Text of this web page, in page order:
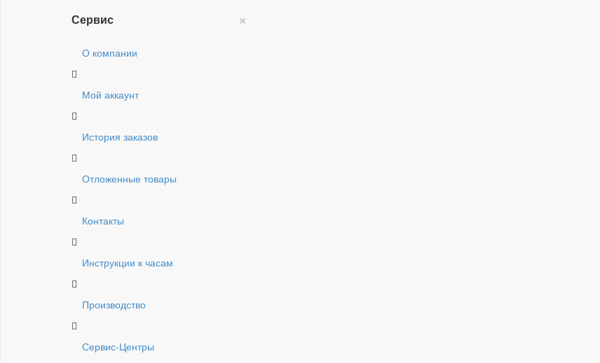
×
Сервис
О компании
Мой аккаунт
История заказов
Отложенные товары
Контакты
Инструкции к часам
Производство
Сервис-Центры